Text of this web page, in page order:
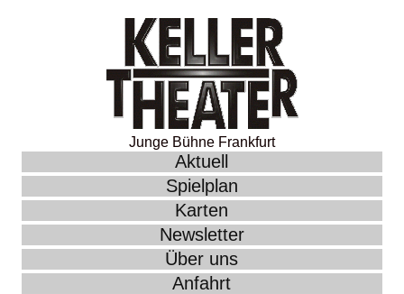
Junge Bühne Frankfurt
Aktuell
Spielplan
Karten
Newsletter
Über uns
Anfahrt